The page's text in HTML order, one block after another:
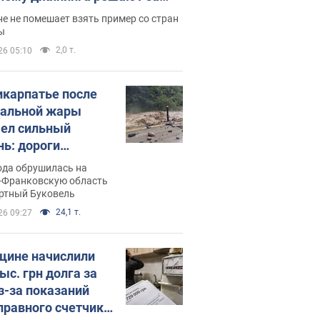
не помешает взять пример со стран
05:10 2,0 т.
после
жары
сильный
дороги
в реки.
обрушилась на
область
Буковель
09:27 24,1 т.
начислили
грн долга за
за показаний
счетчика: